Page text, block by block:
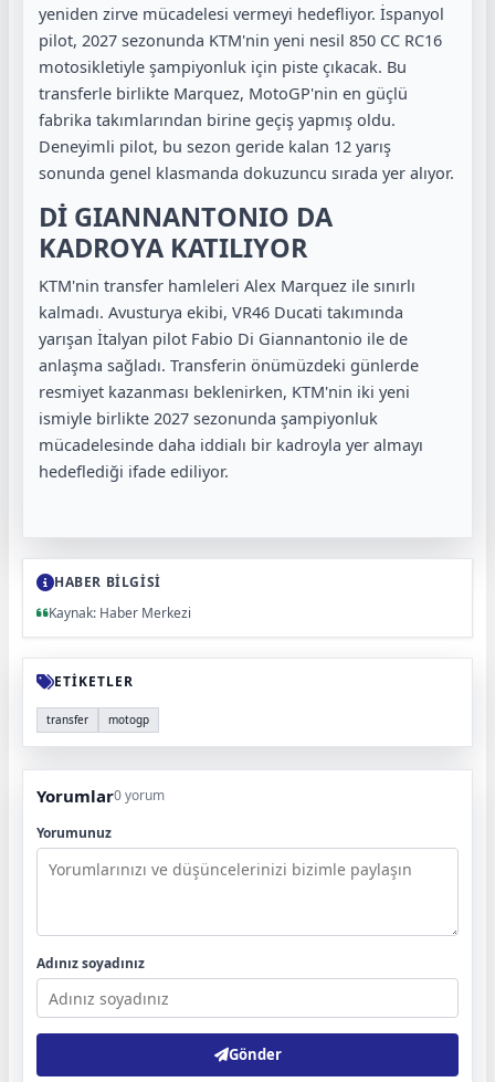
yeniden zirve mücadelesi vermeyi hedefliyor. İspanyol
pilot, 2027 sezonunda KTM'nin yeni nesil 850 CC RC16
motosikletiyle şampiyonluk için piste çıkacak. Bu
transferle birlikte Marquez, MotoGP'nin en güçlü
fabrika takımlarından birine geçiş yapmış oldu.
Deneyimli pilot, bu sezon geride kalan 12 yarış
sonunda genel klasmanda dokuzuncu sırada yer alıyor.
Dİ GIANNANTONIO DA
KADROYA KATILIYOR
KTM'nin transfer hamleleri Alex Marquez ile sınırlı
kalmadı. Avusturya ekibi, VR46 Ducati takımında
yarışan İtalyan pilot Fabio Di Giannantonio ile de
anlaşma sağladı. Transferin önümüzdeki günlerde
resmiyet kazanması beklenirken, KTM'nin iki yeni
ismiyle birlikte 2027 sezonunda şampiyonluk
mücadelesinde daha iddialı bir kadroyla yer almayı
hedeflediği ifade ediliyor.
HABER BİLGİSİ
Kaynak: Haber Merkezi
ETİKETLER
transfer motogp
Yorumlar0 yorum
Yorumunuz
Adınız soyadınız
Gönder